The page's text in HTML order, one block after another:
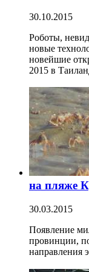
30.10.2015
Роботы,
новые
новейшие
2015 в
на пляже
30.03.2015
Появление
провинции,
направления